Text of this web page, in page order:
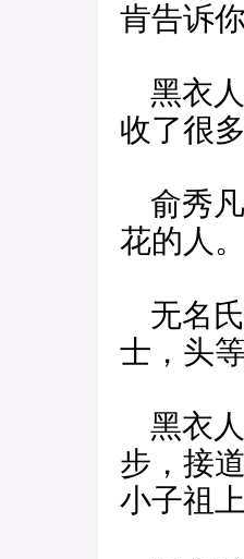
肯告诉
黑衣人
收了很
俞秀凡
花的人
无名氏
士，头
黑衣人
步，接
小子祖